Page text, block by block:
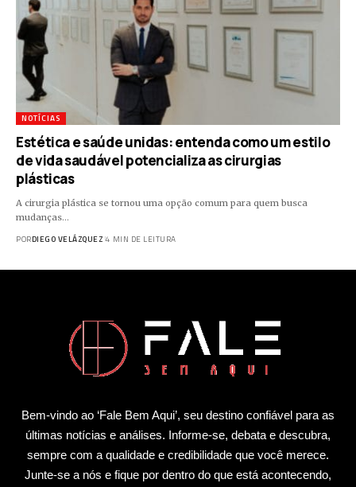
NOTÍCIAS
Estética e saúde unidas: entenda como um estilo
de vida saudável potencializa as cirurgias
plásticas
A cirurgia plástica se tornou uma opção comum para quem busca
mudanças…
PORDIEGO VELÁZQUEZ 4 MIN DE LEITURA
Bem-vindo ao ‘Fale Bem Aqui’, seu destino confiável para as
últimas notícias e análises. Informe-se, debata e descubra,
sempre com a qualidade e credibilidade que você merece.
Junte-se a nós e fique por dentro do que está acontecendo,